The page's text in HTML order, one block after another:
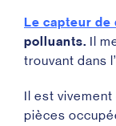
Le capteur de
polluants. Il
trouvant dans
Il est vivement
pièces